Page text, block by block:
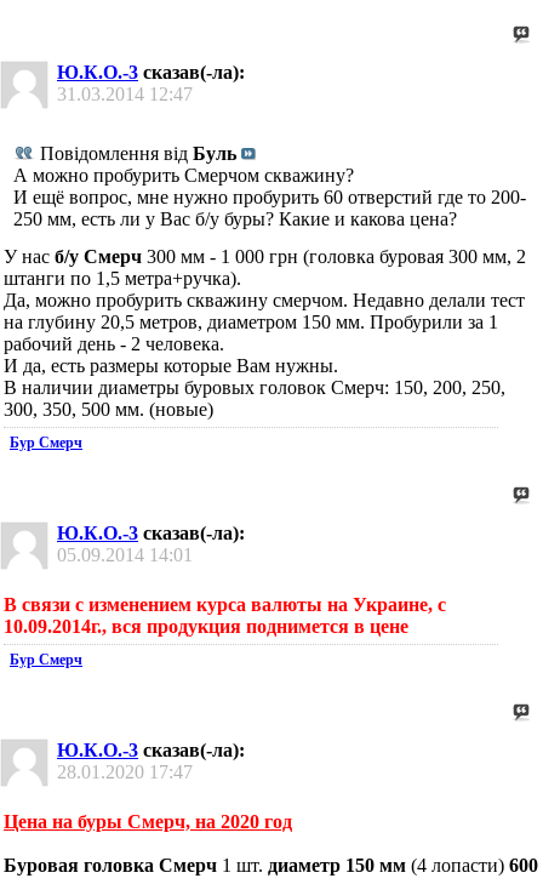
Ю.К.О.-3 сказав(-ла):
31.03.2014 12:47
Повідомлення від Буль
А можно пробурить Смерчом скважину?
И ещё вопрос, мне нужно пробурить 60 отверстий где то 200-
250 мм, есть ли у Вас б/у буры? Какие и какова цена?
У нас б/у Смерч 300 мм - 1 000 грн (головка буровая 300 мм, 2
штанги по 1,5 метра+ручка).
Да, можно пробурить скважину смерчом. Недавно делали тест
на глубину 20,5 метров, диаметром 150 мм. Пробурили за 1
рабочий день - 2 человека.
И да, есть размеры которые Вам нужны.
В наличии диаметры буровых головок Смерч: 150, 200, 250,
300, 350, 500 мм. (новые)
Бур Смерч
Ю.К.О.-3 сказав(-ла):
05.09.2014 14:01
В связи с изменением курса валюты на Украине, с
10.09.2014г., вся продукция поднимется в цене
Бур Смерч
Ю.К.О.-3 сказав(-ла):
28.01.2020 17:47
Цена на буры Смерч, на 2020 год
Буровая головка Смерч 1 шт. диаметр 150 мм (4 лопасти) 600